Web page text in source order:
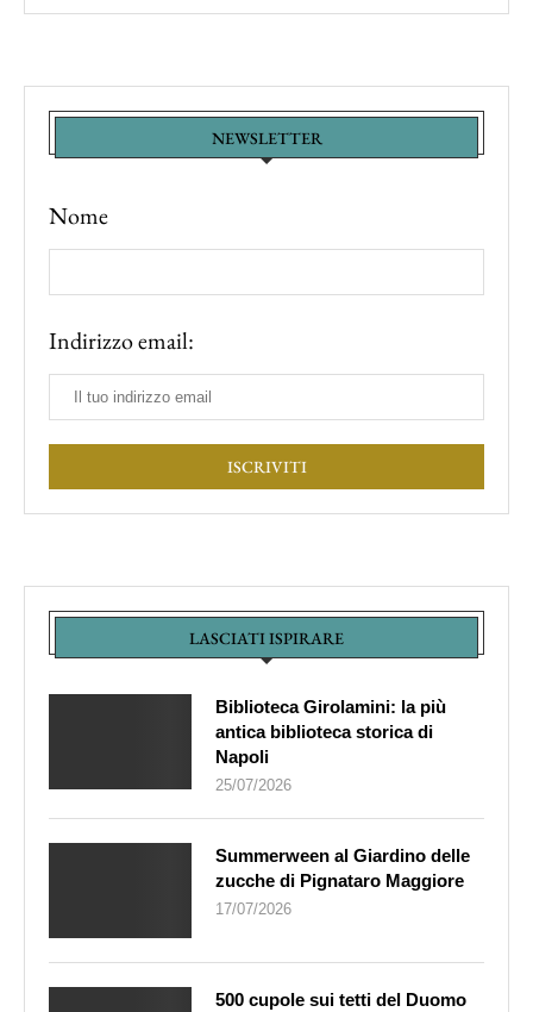
NEWSLETTER
Nome
Indirizzo email:
LASCIATI ISPIRARE
Biblioteca Girolamini: la più
antica biblioteca storica di
Napoli
25/07/2026
Summerween al Giardino delle
zucche di Pignataro Maggiore
17/07/2026
500 cupole sui tetti del Duomo